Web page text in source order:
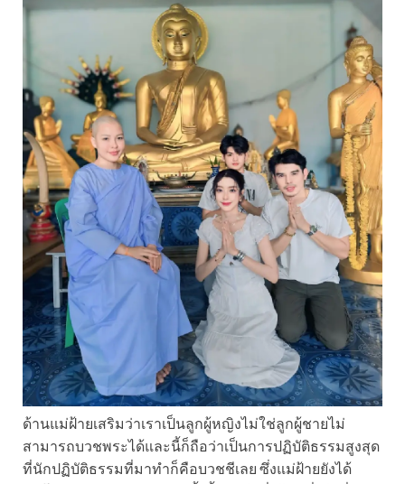
ด้านแม่ฝ้ายเสริมว่าเราเป็นลูกผู้หญิงไม่ใช่ลูกผู้ชายไม่
สามารถบวชพระได้และนี้ก็ถือว่าเป็นการปฏิบัติธรรมสูงสุด
ที่นักปฏิบัติธรรมที่มาทำก็คือบวชชีเลย ซึ่งแม่ฝ้ายยังได้